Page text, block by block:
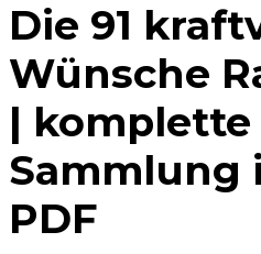
Die 91
Wünsche
| komplette
Sammlung
PDF